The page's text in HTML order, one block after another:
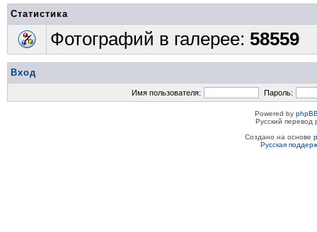
Статистика
Фотографий в галерее: 58559
Вход
Имя пользователя: Пароль:
Powered by
Русский
Создано на основе
Русская